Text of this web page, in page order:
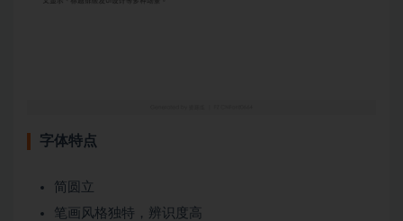
字体特点
简圆立
笔画风格独特，辨识度高